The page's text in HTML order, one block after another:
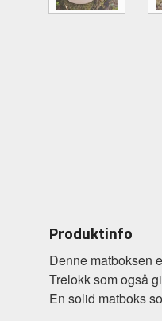
Produktinfo
Denne matboksen
Trelokk som også
En solid matboks